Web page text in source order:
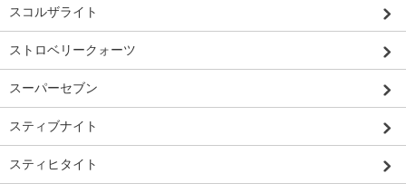
スコルザライト
ストロベリークォーツ
スーパーセブン
スティブナイト
スティヒタイト